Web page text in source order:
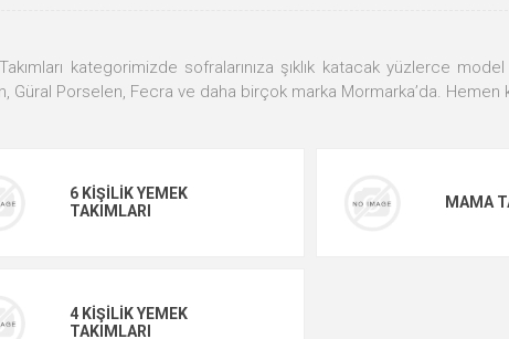
kategorimizde sofralarınıza şıklık katacak yüzlerce
Güral Porselen, Fecra ve daha birçok marka Mormarka’da. Hemen
6 KIŞILIK YEMEK
TAKIMLARI
MAMA
4 KIŞILIK YEMEK
TAKIMLARI